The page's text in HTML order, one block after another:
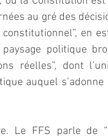
au gré des
en
politique
réelles”, dont
auquel s’adonne
Le FFS parle de